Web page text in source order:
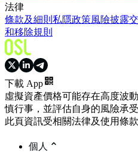
法律
條款及細則 私隱政策風險披露
和移除規則
下載 App
虛擬資產價格可能存在高度波
慎行事，並評估自身的風險承受
此頁資訊受相關法律及使用條款
個人